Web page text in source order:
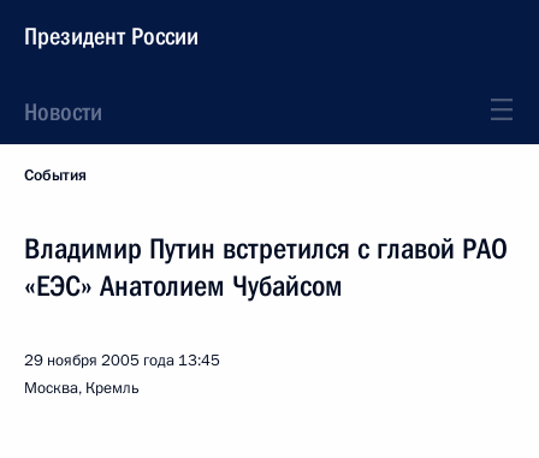
Президент России
Новости
События
Владимир Путин встретился с главой РАО
«ЕЭС» Анатолием Чубайсом
29 ноября 2005 года 13:45
Москва, Кремль